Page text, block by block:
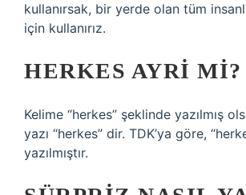
kullanırsak, bir yerde olan tüm
için kullanırız.
HERKES AYRI MI?
Kelime “herkes” şeklinde yazılmış
yazı “herkes” dir. TDK’ya göre,
yazılmıştır.